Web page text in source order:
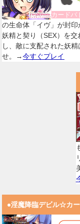
カードバ
の生命体「イヴ」が封印
妖精と契り（SEX）を
し、敵に支配された妖
せ。→今すぐプレイ
●淫魔降臨デビル☆カ